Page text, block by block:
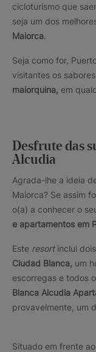
cicloturismo que
seja um dos
Maiorca.
Seja como for,
visitantes os
maiorquina, em
Desfrute das
Alcudia
Agrada-lhe a ideia
Maiorca? Se assim
o(a) a conhecer o
e apartamentos em
Este resortinclui
Ciudad Blanca, um
escorregas e todos
Blanca Alcudia
provavelmente, um
Situado em frente